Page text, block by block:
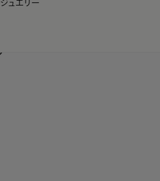
Program連携はこちら
ジュエリー